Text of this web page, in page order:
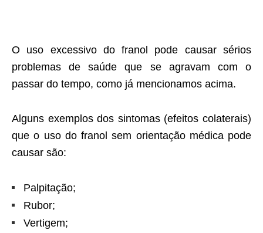
O uso excessivo do franol pode causar sérios
problemas de saúde que se agravam com o
passar do tempo, como já mencionamos acima.
Alguns exemplos dos sintomas (efeitos colaterais)
que o uso do franol sem orientação médica pode
causar são:
Palpitação;
Rubor;
Vertigem;